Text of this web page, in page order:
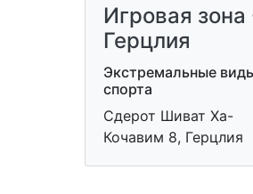
Игровая зона
Герцлия
Экстремальные
спорта
Сдерот Шиват Ха-
Кочавим 8, Герцлия